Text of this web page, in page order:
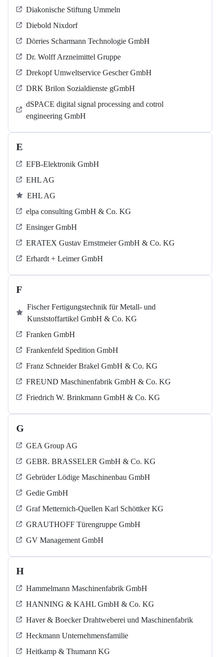
Diakonische Stiftung Ummeln
Diebold Nixdorf
Dörries Scharmann Technologie GmbH
Dr. Wolff Arzneimittel Gruppe
Drekopf Umweltservice Gescher GmbH
DRK Brilon Sozialdienste gGmbH
dSPACE digital signal processing and cotrol
engineering GmbH
E
EFB-Elektronik GmbH
EHL AG
EHL AG
elpa consulting GmbH & Co. KG
Ensinger GmbH
ERATEX Gustav Ernstmeier GmbH & Co. KG
Erhardt + Leimer GmbH
F
Fischer Fertigungstechnik für Metall- und
Kunststoffartikel GmbH & Co. KG
Franken GmbH
Frankenfeld Spedition GmbH
Franz Schneider Brakel GmbH & Co. KG
FREUND Maschinenfabrik GmbH & Co. KG
Friedrich W. Brinkmann GmbH & Co. KG
G
GEA Group AG
GEBR. BRASSELER GmbH & Co. KG
Gebrüder Lödige Maschinenbau GmbH
Gedie GmbH
Graf Metternich-Quellen Karl Schöttker KG
GRAUTHOFF Türengruppe GmbH
GV Management GmbH
H
Hammelmann Maschinenfabrik GmbH
HANNING & KAHL GmbH & Co. KG
Haver & Boecker Drahtweberei und Maschinenfabrik
Heckmann Unternehmensfamilie
Heitkamp & Thumann KG